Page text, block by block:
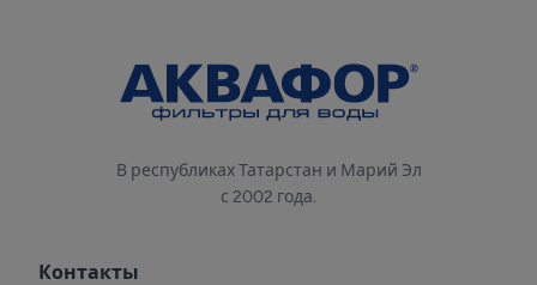
В республиках Татарстан и Марий Эл
с 2002 года.
Контакты